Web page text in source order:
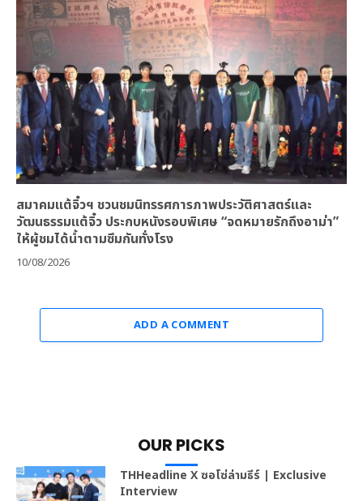
สมาคมแต้จิ๋วฯ ชวนชมนิทรรศการภาพประวัติศาสตร์และ
วัฒนธรรมแต้จิ๋ว ประกบหนังรอบพิเศษ “จดหมายรักถึงอาม่า”
ให้ผู้ชมได้น้ำตามซึมกันทั่งโรง
10/08/2026
ADD A COMMENT
OUR PICKS
THHeadline X ซอโซ่ล่ามธีร์ | Exclusive
Interview